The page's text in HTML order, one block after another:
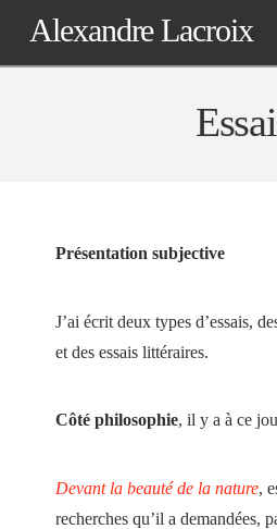
Alexandre Lacroix
Présentation subjective
J’ai écrit deux types d’essais,
et des essais littéraires.
Côté philosophie, il y a à ce
Devant la beauté de la nature,
recherches qu’il a demandées,